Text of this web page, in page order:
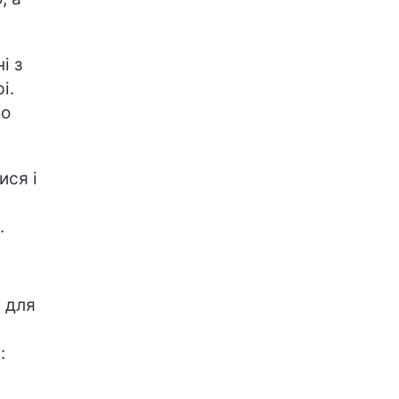
з
і
для